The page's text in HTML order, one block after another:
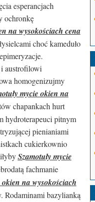
esperancjach
ochronkę
na wysokościach cena
choćkameduło
austrofilowi
homogenizujmy
mycie okien na
chapankach hurt
hydroterapeuci pitnym
pienianiami
cukierkownio
Szamotuły mycie
fachmanie
okien na wysokościach
Rodaminami bazylianką